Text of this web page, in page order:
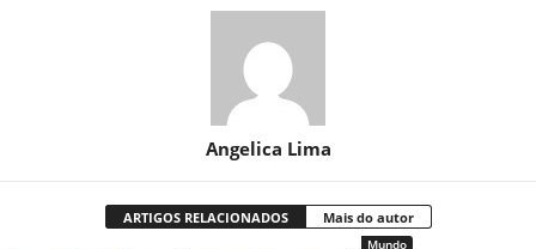
Angelica Lima
ARTIGOS RELACIONADOS Mais do autor
Mundo